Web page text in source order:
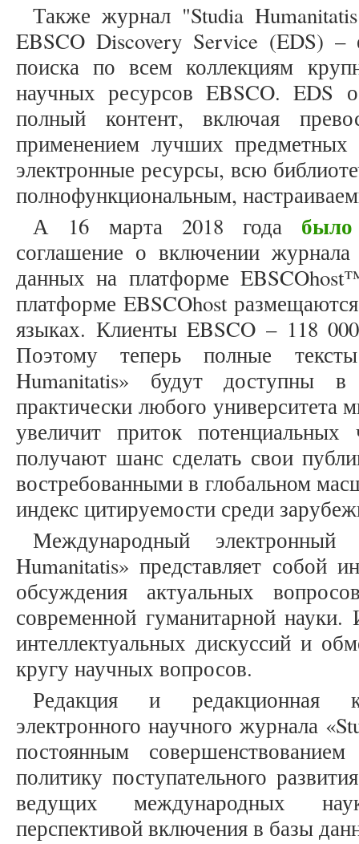
Также журнал "Studia
EBSCO Discovery Service (EDS) –
поиска по всем коллекциям
научных ресурсов EBSCO. EDS
полный контент, включая
применением лучших предметных
электронные ресурсы, всю
полнофункциональным,
А 16 марта 2018 года
соглашение о включении
данных на платформе
платформе EBSCOhost
языках. Клиенты EBSCO – 118
Поэтому теперь полные
Humanitatis» будут доступны в
практически любого университета
увеличит приток
получают шанс сделать свои
востребованными в глобальном
индекс цитируемости среди
Международный
Humanitatis» представляет собой
обсуждения актуальных
современной гуманитарной науки.
интеллектуальных дискуссий и
кругу научных вопросов.
Редакция и редакционная
электронного научного журнала
постоянным
политику поступательного
ведущих международных
перспективой включения в базы